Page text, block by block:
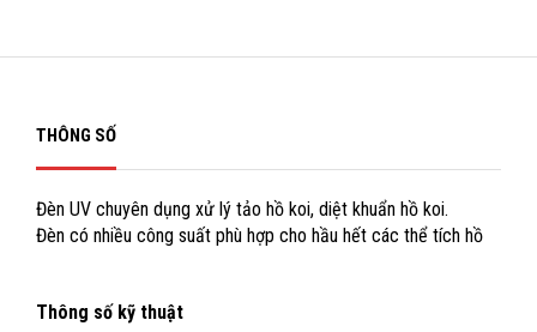
THÔNG SỐ
Đèn UV chuyên dụng xử lý tảo hồ koi, diệt khuẩn hồ koi.
Đèn có nhiều công suất phù hợp cho hầu hết các thể tích hồ
Thông số kỹ thuật